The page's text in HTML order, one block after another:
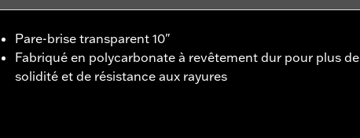
Pare-brise transparent 10"
Fabriqué en polycarbonate à revêtement dur pour plus de
solidité et de résistance aux rayures